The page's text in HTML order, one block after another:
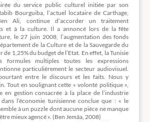
du service public culturel initiée par son
Bourguiba, l’actuel locataire de Carthage,
Ali, continue d’accorder un traitement
et à la culture. Il a annoncé lors de la fête
le 27 juin 2008, l’augmentation des fonds
de la Culture et de la Sauvegarde du
de 1,25% du budget de l’Etat. En effet, la Tunisie
formules multiples toutes les expressions
particulièrement le secteur audiovisuel.
entre le discours et les faits. Nous y
Tout en soulignant cette « volonté politique »,
en gestion consacrée à la place de l’industrie
l’économie tunisienne conclue que : « le
à un puzzle dont aucune pièce ne manque
mieux agencé ». (Ben Jemâa, 2008)